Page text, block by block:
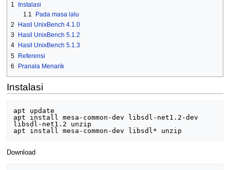
1
Instalasi
1.1
Pada masa lalu
2
Hasil UnixBench 4.1.0
3
Hasil UnixBench 5.1.2
4
Hasil UnixBench 5.1.3
5 Referensi
6
Pranala Menarik
Instalasi
apt update
apt install mesa-common-dev libsdl-net1.2-dev
libsdl-net1.2 unzip
Download